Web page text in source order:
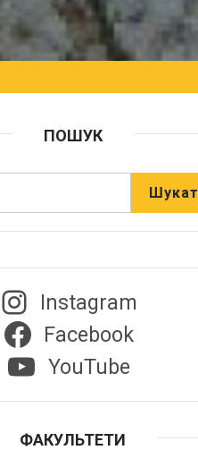
ПОШУК
Instagram
Facebook
YouTube
ФАКУЛЬТЕТИ